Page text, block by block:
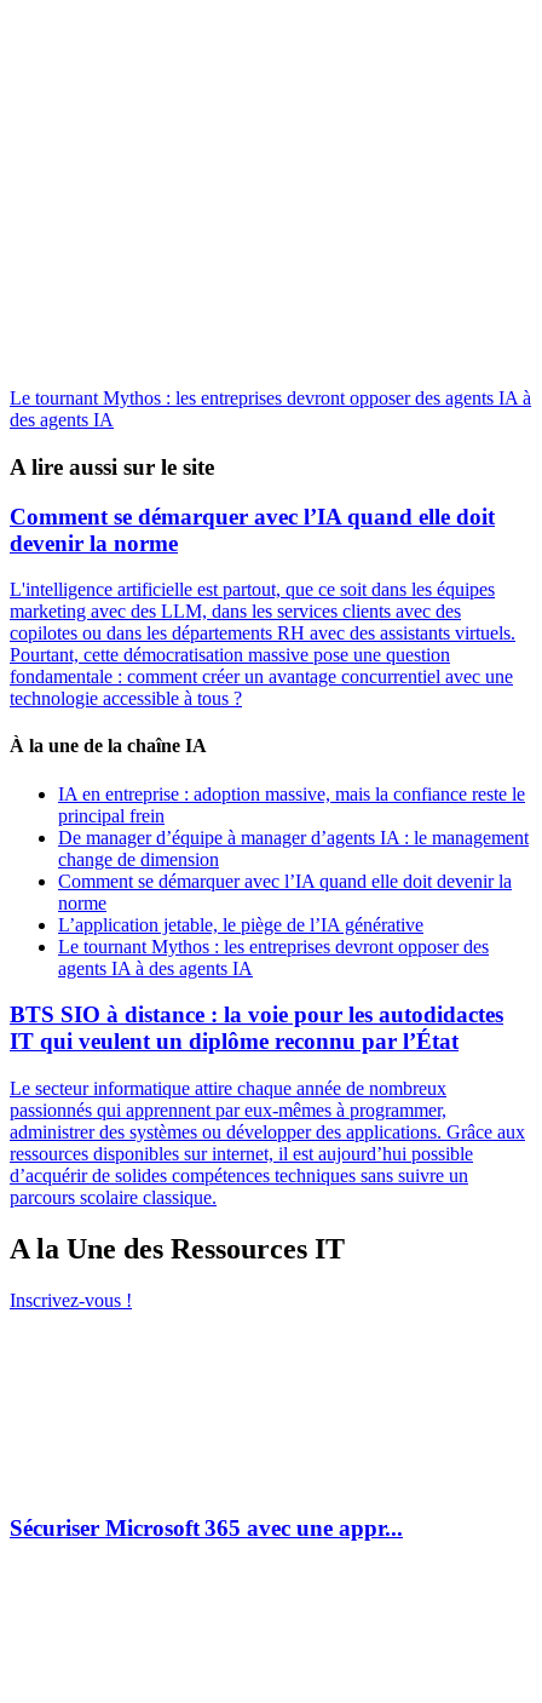
Le tournant Mythos : les entreprises devront opposer des agents IA à
des agents IA
A lire aussi sur le site
Comment se démarquer avec l’IA quand elle doit
devenir la norme
L'intelligence artificielle est partout, que ce soit dans les équipes
marketing avec des LLM, dans les services clients avec des
copilotes ou dans les départements RH avec des assistants virtuels.
Pourtant, cette démocratisation massive pose une question
fondamentale : comment créer un avantage concurrentiel avec une
technologie accessible à tous ?
À la une de la chaîne IA
IA en entreprise : adoption massive, mais la confiance reste le
principal frein
De manager d’équipe à manager d’agents IA : le management
change de dimension
Comment se démarquer avec l’IA quand elle doit devenir la
norme
L’application jetable, le piège de l’IA générative
Le tournant Mythos : les entreprises devront opposer des
agents IA à des agents IA
BTS SIO à distance : la voie pour les autodidactes
IT qui veulent un diplôme reconnu par l’État
Le secteur informatique attire chaque année de nombreux
passionnés qui apprennent par eux-mêmes à programmer,
administrer des systèmes ou développer des applications. Grâce aux
ressources disponibles sur internet, il est aujourd’hui possible
d’acquérir de solides compétences techniques sans suivre un
parcours scolaire classique.
A la Une des Ressources IT
Inscrivez-vous !
Sécuriser Microsoft 365 avec une appr...